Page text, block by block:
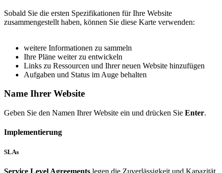
Sobald Sie die ersten Spezifikationen für Ihre Website
zusammengestellt haben, können Sie diese Karte verwenden:
weitere Informationen zu sammeln
Ihre Pläne weiter zu entwickeln
Links zu Ressourcen und Ihrer neuen Website hinzufügen
Aufgaben und Status im Auge behalten
Name Ihrer Website
Geben Sie den Namen Ihrer Website ein und drücken Sie Enter.
Implementierung
SLAs
Service Level Agreements legen die Zuverlässigkeit und Kapazität